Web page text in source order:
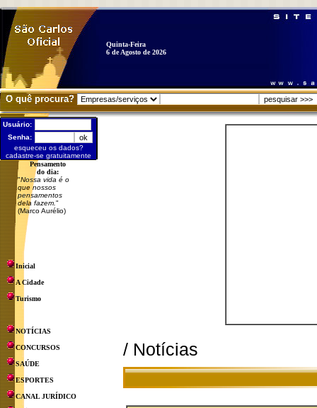
Quinta-Feira
6 de Agosto de 2026
O quê procura?
Usuário:
Senha:
esqueceu os dados?
cadastre-se gratuitamente
Pensamento
do dia:
"Nossa vida é o
que nossos
pensamentos
dela fazem. "
(Marco Aurélio)
Inicial
A Cidade
Turismo
NOTÍCIAS
CONCURSOS
SAÚDE
ESPORTES
CANAL JURÍDICO
/ Notícias